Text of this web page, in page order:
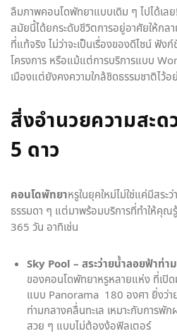
ลืมภาพคอนโดพัทยาแบบเดิม ๆ ไปได้เล
สมัยนี้ได้ยกระดับชีวิตการอยู่อาศัยให้กล
ที่แท้จริง ไม่ว่าจะเป็นเรื่องของดีไซน์ ฟัง
โครงการ หรือแม้แต่การบริการแบบ
เมืองแต่ยังคงความใกล้ชิดธรรมชาติไว้อ
สิ่งอำนวยความสะด
5 ดาว
คอนโดพัทยาหรูในยุคใหม่ไม่ใช่แค่มีสระ
ธรรมดา ๆ แต่มาพร้อมบริการที่ทำให้คุ
365 วัน อาทิเช่น
Sky Pool – สระว่ายน้ำลอยฟ้าท่า
ของคอนโดพัทยาหรูหลายแห่ง ที่เปิด
แบบ Panorama 180 องศา ยิ่งว่
ท่ามกลางคลื่นทะเล เหมาะกับการพั
สวย ๆ แบบไม่ต้องง้อฟิลเตอร์